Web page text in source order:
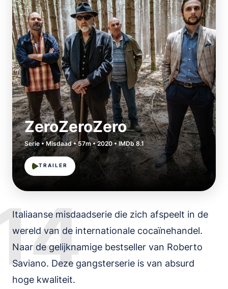
ZeroZeroZero
Serie • Misdaad • 57m • 2020 • IMDb 8.1
TRAILER
Italiaanse misdaadserie die zich afspeelt in de
wereld van de internationale cocaïnehandel.
Naar de gelijknamige bestseller van Roberto
Saviano. Deze gangsterserie is van absurd
hoge kwaliteit.